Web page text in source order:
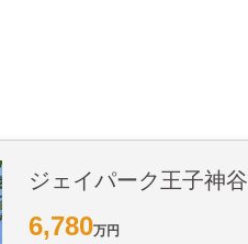
ジェイパーク王子神谷
6,780万円